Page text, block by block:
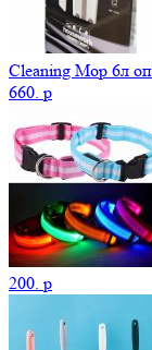
Cleaning Mop 6л
660. p
200. p